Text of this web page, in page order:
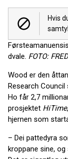
Hvis
dvale. FOTO:
Wood er den
Research
Ho får 2,7
prosjektet HiTime
hjernen som
– Dei pattedyra
kroppane sine,